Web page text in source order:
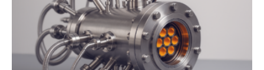
Rolle von flexiblen Netzanschlussvereinbarungen. Der
Netzanschluss von Erneuerbare-Energien-Anlagen
(EE-Anlagen) ist entscheidend für die Energiewende.
Denn ohne Anschluss an das Netz kann kein Strom
eingespeist werden. Nach dem Erneuerbare-Energien-